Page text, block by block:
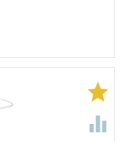

